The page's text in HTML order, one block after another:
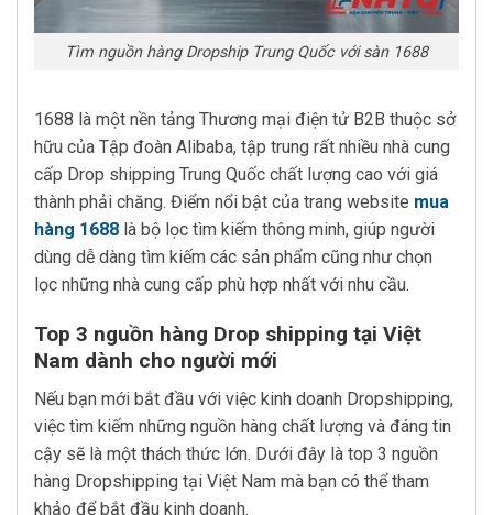
Tìm nguồn hàng Dropship Trung Quốc với sàn 1688
1688 là một nền tảng Thương mại điện tử B2B thuộc sở
hữu của Tập đoàn Alibaba, tập trung rất nhiều nhà cung
cấp Drop shipping Trung Quốc chất lượng cao với giá
thành phải chăng. Điểm nổi bật của trang website mua
hàng 1688 là bộ lọc tìm kiếm thông minh, giúp người
dùng dễ dàng tìm kiếm các sản phẩm cũng như chọn
lọc những nhà cung cấp phù hợp nhất với nhu cầu.
Top 3 nguồn hàng Drop shipping tại Việt
Nam dành cho người mới
Nếu bạn mới bắt đầu với việc kinh doanh Dropshipping,
việc tìm kiếm những nguồn hàng chất lượng và đáng tin
cậy sẽ là một thách thức lớn. Dưới đây là top 3 nguồn
hàng Dropshipping tại Việt Nam mà bạn có thể tham
khảo để bắt đầu kinh doanh.